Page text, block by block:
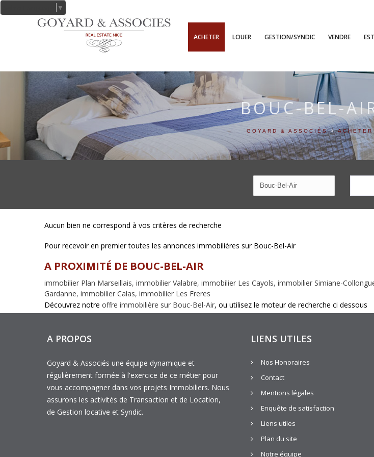
▼
ACHETER LOUER GESTION/SYNDIC VENDRE
- BOUC-BEL-
GOYARD & ASSOCIÉS>ACHETER
Aucun bien ne correspond à vos critères de recherche
Pour recevoir en premier toutes les annonces immobilières sur Bouc-Bel-Air
A PROXIMITÉ DE BOUC-BEL-AIR
immobilier Plan Marseillais, immobilier Valabre, immobilier Les Cayols, immobilier Simiane-
Gardanne, immobilier Calas, immobilier Les Freres
Découvrez notre offre immobilière sur Bouc-Bel-Air, ou utilisez le moteur de recherche ci dessous
A PROPOS
Goyard & Associés une équipe dynamique et
régulièrement formée à l'exercice de ce métier pour
vous accompagner dans vos projets Immobiliers. Nous
assurons les activités de Transaction et de Location,
de Gestion locative et Syndic.
LIENS UTILES
Nos Honoraires
Contact
Mentions légales
Enquête de satisfaction
Liens utiles
Plan du site
Notre équipe